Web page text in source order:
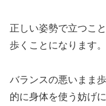
正しい姿勢で立つこ
歩くことになります。
バランスの悪いまま
的に身体を使う妨げ